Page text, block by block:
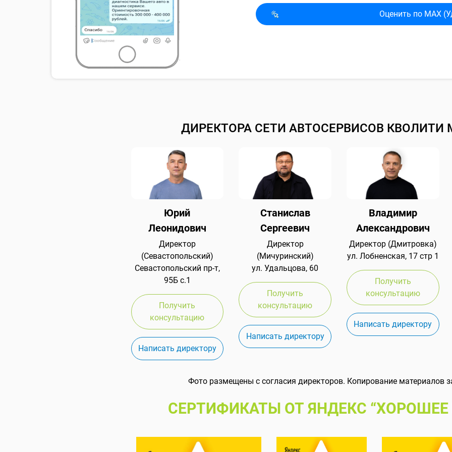
Оценить по MAX
ДИРЕКТОРА СЕТИ АВТОСЕРВИСОВ КВОЛИТИ
Юрий
Леонидович
Директор
(Севастопольский)
Севастопольский пр-т,
95Б с.1
Получить
консультацию
Написать директору
Станислав
Сергеевич
Директор
(Мичуринский)
ул. Удальцова, 60
Получить
консультацию
Написать директору
Владимир
Александрович
Директор (Дмитровка)
ул. Лобненская, 17 стр 1
Получить
консультацию
Написать директору
Фото размещены с согласия директоров. Копирование материалов
СЕРТИФИКАТЫ ОТ ЯНДЕКС “ХОРОШЕЕ